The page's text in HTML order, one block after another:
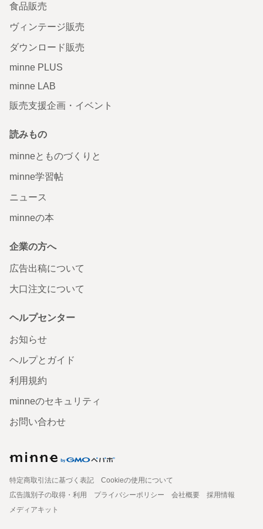
食品販売
ヴィンテージ販売
ダウンロード販売
minne PLUS
minne LAB
販売支援企画・イベント
読みもの
minneとものづくりと
minne学習帖
ニュース
minneの本
企業の方へ
広告出稿について
大口注文について
ヘルプセンター
お知らせ
ヘルプとガイド
利用規約
minneのセキュリティ
お問い合わせ
特定商取引法に基づく表記
Cookieの使用について
広告識別子の取得・利用
プライバシーポリシー 会社概要
採用情報
メディアキット